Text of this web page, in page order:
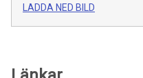
LADDA NED BILD